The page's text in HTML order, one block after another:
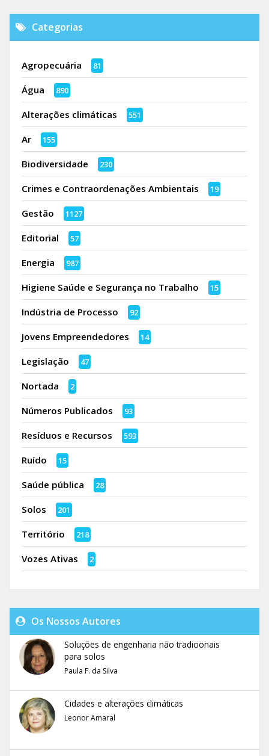
Categorias
Agropecuária 81
Água 890
Alterações climáticas 551
Ar 155
Biodiversidade 230
Crimes e Contraordenações Ambientais 19
Gestão 1127
Editorial 57
Energia 987
Higiene Saúde e Segurança no Trabalho 15
Indústria de Processo 92
Jovens Empreendedores 14
Legislação 47
Nortada 2
Números Publicados 93
Resíduos e Recursos 593
Ruído 15
Saúde pública 28
Solos 201
Território 218
Vozes Ativas 2
Os Nossos Autores
Soluções de engenharia não tradicionais
para solos
Paula F. da Silva
Cidades e alterações climáticas
Leonor Amaral